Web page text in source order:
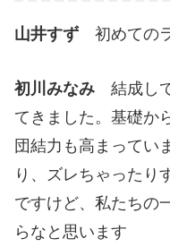
山井すず初めての
初川みなみ 結成し
てきました。基礎か
団結力も高まってい
り、ズレちゃったり
ですけど、私たちの
らなと思います